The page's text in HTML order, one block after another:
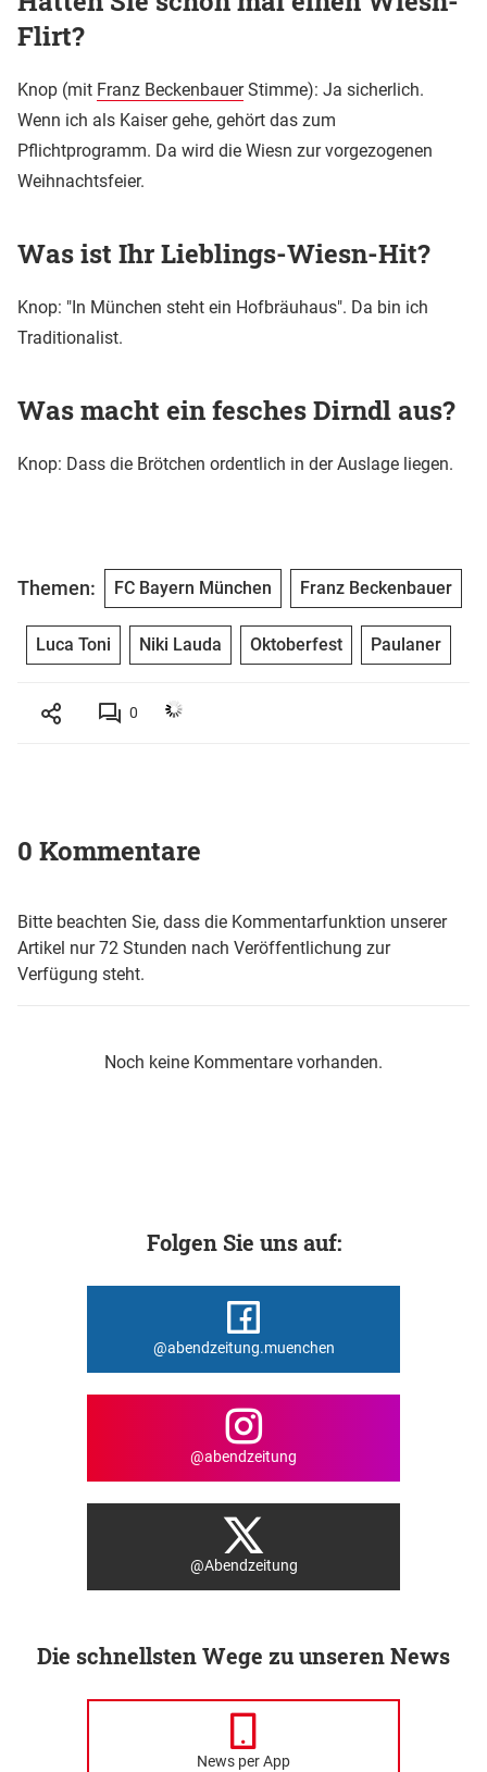
Flirt?
Knop (mit Franz BeckenbauerStimme): Ja sicherlich.
Wenn ich als Kaiser gehe, gehört das zum
Pflichtprogramm. Da wird die Wiesn zur vorgezogenen
Weihnachtsfeier.
Was ist Ihr Lieblings-Wiesn-Hit?
Knop: "In München steht ein Hofbräuhaus". Da bin ich
Traditionalist.
Was macht ein fesches Dirndl aus?
Knop: Dass die Brötchen ordentlich in der Auslage liegen.
Themen: FC Bayern München Franz Beckenbauer
Luca Toni Niki Lauda Oktoberfest Paulaner
0
0 Kommentare
Bitte beachten Sie, dass die Kommentarfunktion unserer
Artikel nur 72 Stunden nach Veröffentlichung zur
Verfügung steht.
Noch keine Kommentare vorhanden.
Folgen Sie uns auf:
@abendzeitung.muenchen
@abendzeitung
@Abendzeitung
Die schnellsten Wege zu unseren News
News per App